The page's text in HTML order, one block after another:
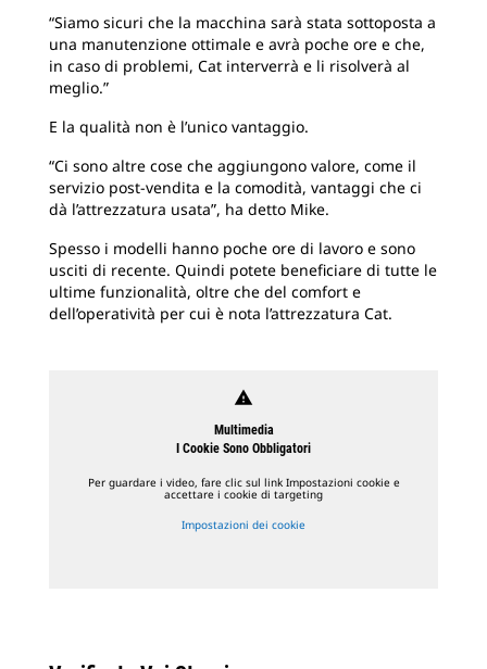
“Siamo sicuri che la macchina sarà stata sottoposta a
una manutenzione ottimale e avrà poche ore e che,
in caso di problemi, Cat interverrà e li risolverà al
meglio.”
E la qualità non è l’unico vantaggio.
“Ci sono altre cose che aggiungono valore, come il
servizio post-vendita e la comodità, vantaggi che ci
dà l’attrezzatura usata”, ha detto Mike.
Spesso i modelli hanno poche ore di lavoro e sono
usciti di recente. Quindi potete beneficiare di tutte le
ultime funzionalità, oltre che del comfort e
dell’operatività per cui è nota l’attrezzatura Cat.
warning
Multimedia
I Cookie Sono Obbligatori
Per guardare i video, fare clic sul link Impostazioni cookie e
accettare i cookie di targeting
Impostazioni dei cookie